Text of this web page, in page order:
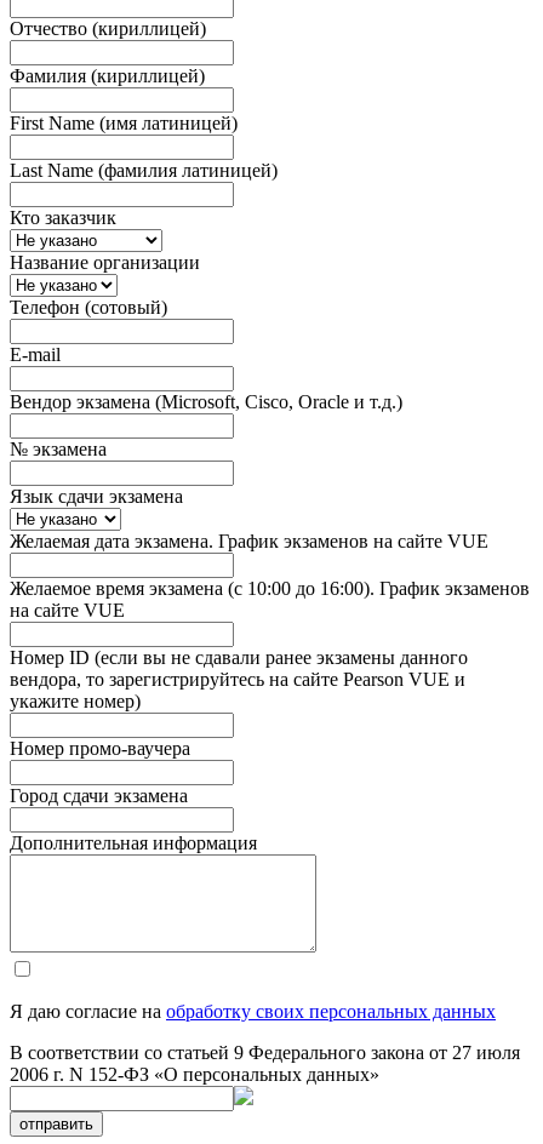
Отчество (кириллицей)
Фамилия (кириллицей)
First Name (имя латиницей)
Last Name (фамилия латиницей)
Кто заказчик
Название организации
Телефон (сотовый)
E-mail
Вендор экзамена (Microsoft, Cisco, Oracle и т.д.)
№ экзамена
Язык сдачи экзамена
Желаемая дата экзамена. График экзаменов на сайте VUE
Желаемое время экзамена (с 10:00 до 16:00). График экзаменов
на сайте VUE
Номер ID (если вы не сдавали ранее экзамены данного
вендора, то зарегистрируйтесь на сайте Pearson VUE и
укажите номер)
Номер промо-ваучера
Город сдачи экзамена
Дополнительная информация
Я даю согласие на обработку своих персональных данных
В соответствии со статьей 9 Федерального закона от 27 июля
2006 г. N 152-ФЗ «О персональных данных»
отправить